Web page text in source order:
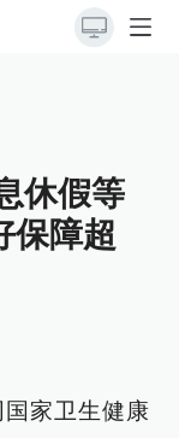
休假等
保障超
家卫生健康